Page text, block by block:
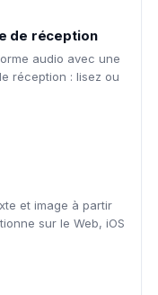
de réception
audio avec une
réception : lisez ou
et image à partir
sur le Web, iOS